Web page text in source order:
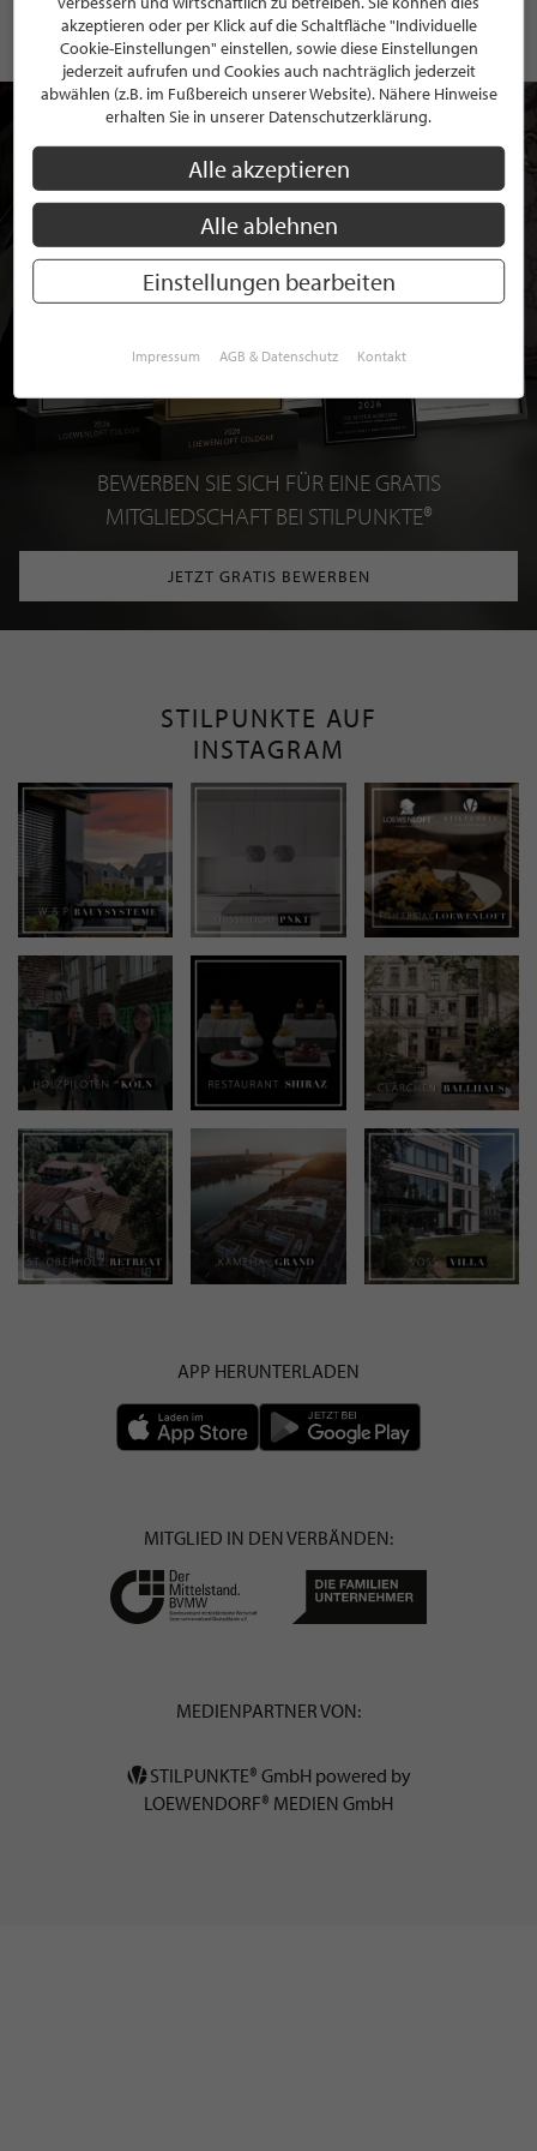
BEWERBEN SIE SICH FÜR EINE GRATIS
MITGLIEDSCHAFT BEI STILPUNKTE®
JETZT GRATIS BEWERBEN
STILPUNKTE AUF
INSTAGRAM
APP HERUNTERLADEN
MITGLIED IN DEN VERBÄNDEN:
MEDIENPARTNER VON:
STILPUNKTE® GmbH powered by
LOEWENDORF® MEDIEN GmbH
akzeptieren oder per Klick auf die Schaltfläche "Individuelle
Cookie-Einstellungen" einstellen, sowie diese Einstellungen
jederzeit aufrufen und Cookies auch nachträglich jederzeit
abwählen (z.B. im Fußbereich unserer Website). Nähere Hinweise
erhalten Sie in unserer Datenschutzerklärung.
Alle akzeptieren
Alle ablehnen
Einstellungen bearbeiten
Impressum AGB & Datenschutz Kontakt